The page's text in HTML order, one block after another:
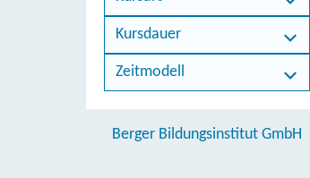
Kursdauer
Zeitmodell
Berger Bildungsinstitut GmbH